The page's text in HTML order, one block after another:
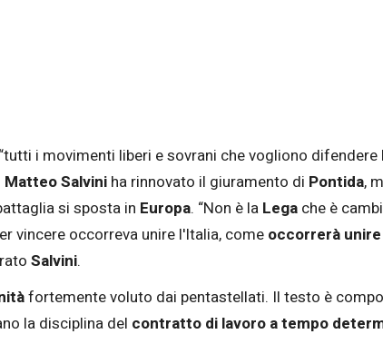
i movimenti liberi e sovrani che vogliono
Matteo Salvini ha rinnovato il giuramento di Pontida,
si sposta in Europa. “Non è la Lega che è
vincere occorreva unire l'Italia, come occorrerà
Salvini.
fortemente voluto dai pentastellati. Il testo è
la disciplina del contratto di lavoro a tempo